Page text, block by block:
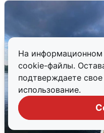
На информационном
cookie-файлы.
подтверждаете свое
использование.